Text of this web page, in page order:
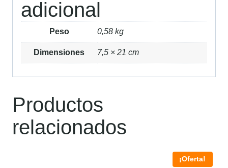
adicional
Peso 0,58 kg
Dimensiones 7,5 × 21 cm
Productos
relacionados
¡Oferta!